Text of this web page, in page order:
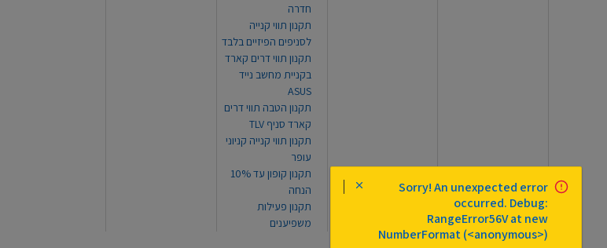
חדרה
תקנון תווי קנייה
לסניפים הפיזיים בלבד
תקנון תווי דרים קארד
בקניית מחשב נייד
ASUS
תקנון הטבה תווי דרים
קארד סניף TLV
תקנון תווי קנייה קניוני
עופר
תקנון קופון עד 10%
הנחה
תקנון פעילות
משפיענים
Sorry! An unexpected error
occurred. Debug:
RangeError56V at new
NumberFormat (<anonymous>)